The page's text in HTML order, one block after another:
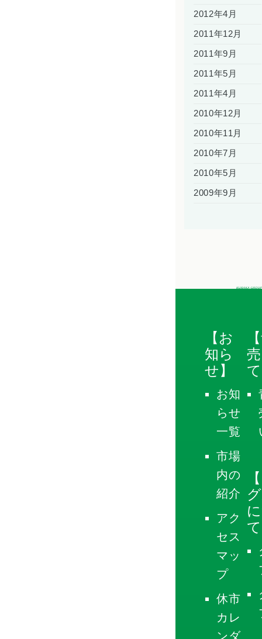
2012年4月
2011年12月
2011年9月
2011年5月
2011年4月
2010年12月
2010年11月
2010年7月
2010年5月
2009年9月
【お
知ら
せ】
お知
らせ
一覧
市場
内の
紹介
アク
セス
マッ
プ
休市
カレ
ンダ